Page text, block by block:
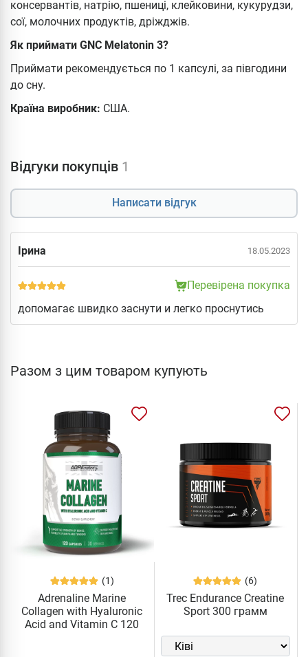
консервантів, натрію, пшениці, клейковини, кукурудзи,
сої, молочних продуктів, дріжджів.
Як приймати GNC Melatonin 3?
Приймати рекомендується по 1 капсулі, за півгодини
до сну.
Країна виробник: США.
Відгуки покупців 1
Написати відгук
Ірина 18.05.2023
Перевірена покупка
допомагає швидко заснути и легко проснутись
Разом з цим товаром купують
(1)
Adrenaline Marine
Collagen with Hyaluronic
Acid and Vitamin C 120
(6)
Trec Endurance Creatine
Sport 300 грамм